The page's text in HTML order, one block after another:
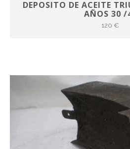
DEPOSITO DE ACEITE
AÑOS 30 /
120 €